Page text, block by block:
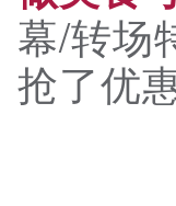
幕/转场
抢了优